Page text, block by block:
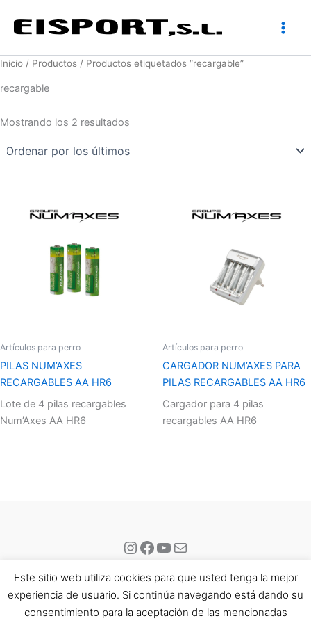
Inicio / Productos / Productos etiquetados “recargable”
recargable
Mostrando los 2 resultados
últimos
Artículos para perro
PILAS NUM’AXES
RECARGABLES AA HR6
Lote de 4 pilas recargables
Num’Axes AA HR6
Artículos para perro
CARGADOR NUM’AXES PARA
PILAS RECARGABLES AA HR6
Cargador para 4 pilas
recargables AA HR6
Instagram
Facebook
YouTube
Correo electrónico
Este sitio web utiliza cookies para que usted tenga la mejor
experiencia de usuario. Si continúa navegando está dando su
consentimiento para la aceptación de las mencionadas